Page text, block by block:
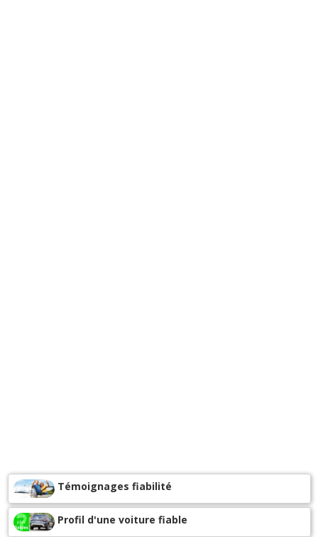
Témoignages fiabilité
Profil d'une voiture fiable